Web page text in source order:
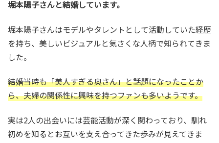
堀本陽子さんと結婚しています。
堀本陽子さんはモデルやタレントとして活動していた経歴
を持ち、美しいビジュアルと気さくな人柄で知られてきま
した。
結婚当時も「美人すぎる奥さん」と話題になったことか
ら、夫婦の関係性に興味を持つファンも多いようです。
実は2人の出会いには芸能活動が深く関わっており、馴れ
初めを知るとお互いを支え合ってきた歩みが見えてきま